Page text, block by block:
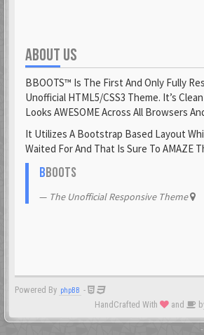
ABOUT US
BBOOTS™ Is The First And Only Fully
Unofficial HTML5/CSS3 Theme. It’s
Looks AWESOME Across All Browsers
It Utilizes A Bootstrap Based Layout
Waited For And That Is Sure To AMAZE
BBOOTS
The Unofficial Responsive Theme
Powered By phpBB -
HandCrafted With
and